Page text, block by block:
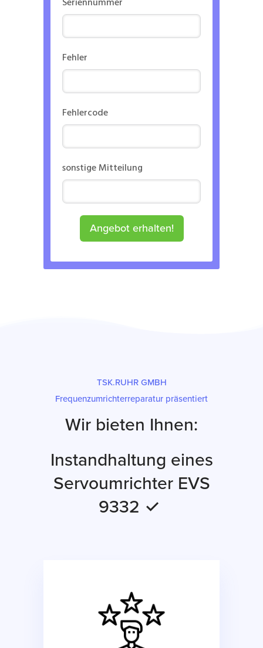
Fehler
Fehlercode
sonstige Mitteilung
Angebot erhalten!
TSK.RUHR GMBH
Frequenzumrichterreparatur präsentiert
Wir bieten Ihnen:
Instandhaltung eines
Servoumrichter EVS
9332 ✓